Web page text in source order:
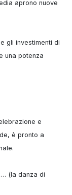
aprono nuove
gli investimenti di
una potenza
e
è pronto a
(la danza di